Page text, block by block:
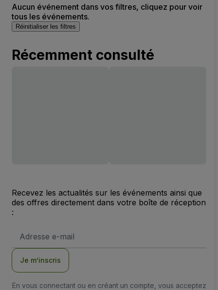
Aucun événement dans vos filtres, cliquez pour voir
tous les événements.
Réinitialiser les filtres
Récemment consulté
Recevez les actualités sur les événements ainsi que
des offres directement dans votre boîte de réception
:
e-
Je m’inscris
En vous connectant ou en créant un compte, vous acceptez